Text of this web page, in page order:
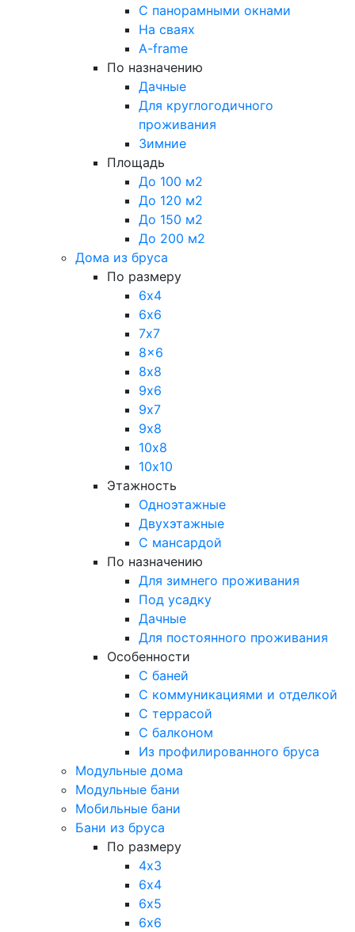
С панорамными окнами
На сваях
A-frame
По назначению
Дачные
Для круглогодичного
проживания
Зимние
Площадь
До 100 м2
До 120 м2
До 150 м2
До 200 м2
Дома из бруса
По размеру
6х4
6х6
7х7
8x6
8х8
9х6
9х7
9х8
10х8
10х10
Этажность
Одноэтажные
Двухэтажные
С мансардой
По назначению
Для зимнего проживания
Под усадку
Дачные
Для постоянного проживания
Особенности
С баней
С коммуникациями и отделкой
С террасой
С балконом
Из профилированного бруса
Модульные дома
Модульные бани
Мобильные бани
Бани из бруса
По размеру
4х3
6х4
6х5
6х6